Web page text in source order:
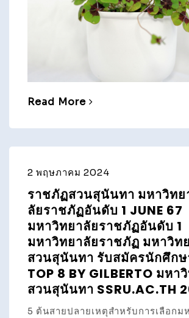
Read More
2 พฤษภาคม 2024
ราชภัฏสวนสุนันทา มหาวิทย
ลัยราชภัฏอันดับ 1 JUNE 67
มหาวิทยาลัยราชภัฏอันดับ 1
มหาวิทยาลัยราชภัฏ มหาวิท
สวนสุนันทา รับสมัครนักศึกษ
TOP 8 BY GILBERTO มหา
สวนสุนันทา SSRU.AC.TH
5 ต้นสายปลายเหตุสำหรับการเลือกม